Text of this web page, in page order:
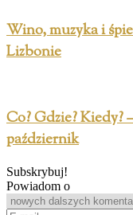
Wino, muzyka i
Lizbonie
Co? Gdzie? Kiedy?
październik
Subskrybuj!
Powiadom o